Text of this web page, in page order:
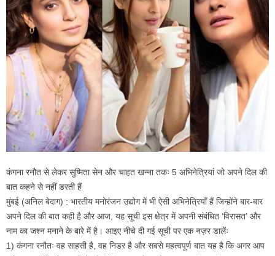
कंगना रनौत से लेकर सुष्मिता सेन और चाहत खन्ना तकः 5 अभिनेत्रियां जो अपने दिल की
बात कहने से नहीं डरती हैं
मुंबई (अनिल बेदाग) : भारतीय मनोरंजन उद्योग में भी ऐसी अभिनेत्रियाँ हैं जिन्होंने बार-बार
अपने दिल की बात कही है और आज, यह सूची इस क्षेत्र में अपनी संबंधित ‘विरासत’ और
नाम का जश्न मनाने के बारे में है। आइए नीचे दी गई सूची पर एक नज़र डालेंः
1) कंगना रनौतः वह साहसी है, वह निडर है और सबसे महत्वपूर्ण बात यह है कि अगर आप